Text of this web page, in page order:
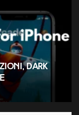
dark